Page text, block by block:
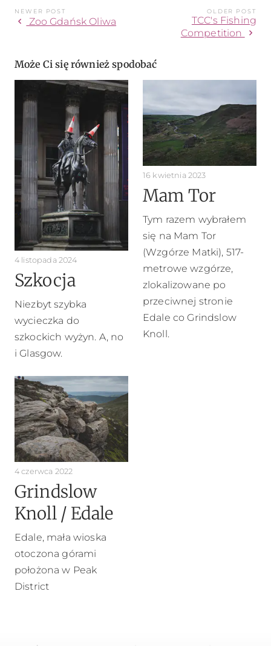
NEWER POST
chevron_left Zoo Gdańsk Oliwa
OLDER POST
TCC's Fishing
Competition
chevron_right
Może Ci się również spodobać
4 listopada 2024
Szkocja
Niezbyt szybka
wycieczka do
szkockich wyżyn. A, no
i Glasgow.
16 kwietnia 2023
Mam Tor
Tym razem wybrałem
się na Mam Tor
(Wzgórze Matki), 517-
metrowe wzgórze,
zlokalizowane po
przeciwnej stronie
Edale co Grindslow
Knoll.
4 czerwca 2022
Grindslow
Knoll / Edale
Edale, mała wioska
otoczona górami
położona w Peak
District